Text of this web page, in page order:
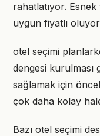
rahatlatıyor.
uygun fiyatlı
otel seçimi
dengesi kurulması
sağlamak için
çok daha kolay
Bazı otel seçimi